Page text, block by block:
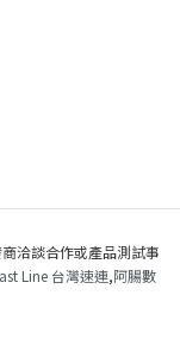
洽談合作或產品測試事
Line 台灣速連,阿腸數